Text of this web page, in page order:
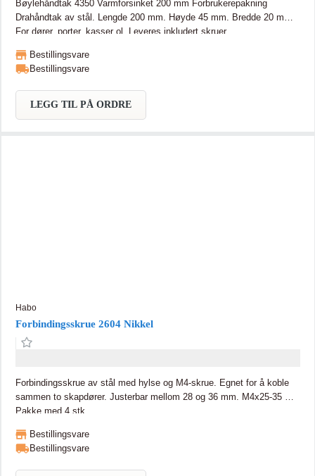
Bøylehåndtak 4350 Varmforsinket 200 mm Forbrukerepakning
Drahåndtak av stål. Lengde 200 mm. Høyde 45 mm. Bredde 20 mm.
For dører, porter, kasser ol. Leveres inkludert skruer.
Bestillingsvare
Bestillingsvare
LEGG TIL PÅ ORDRE
Habo
Forbindingsskrue 2604 Nikkel
Forbindingsskrue av stål med hylse og M4-skrue. Egnet for å koble
sammen to skapdører. Justerbar mellom 28 og 36 mm. M4x25-35 mm
Pakke med 4 stk.
Bestillingsvare
Bestillingsvare